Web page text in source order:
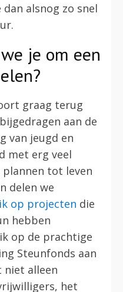
alsnog zo snel
je om een
graag terug
aan de
van jeugd en
met erg veel
plannen tot leven
delen we
op projecten die
hebben
op de prachtige
Steunfonds aan
niet alleen
het